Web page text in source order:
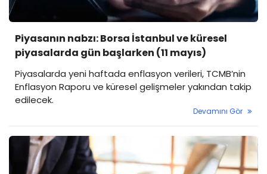
Piyasanın nabzı: Borsa İstanbul ve küresel
piyasalarda gün başlarken (11 mayıs)
Piyasalarda yeni haftada enflasyon verileri, TCMB’nin
Enflasyon Raporu ve küresel gelişmeler yakından takip
edilecek.
Devamını Gör